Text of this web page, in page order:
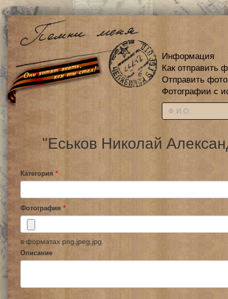
Информация
Как отправить
Отправить
Фотографии с
"Еськов Николай
Категория *
Фотография *
в форматах png,jpeg,jpg.
Описание